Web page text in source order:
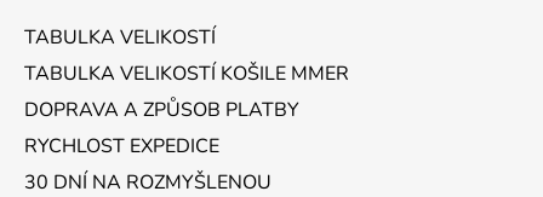
TABULKA VELIKOSTÍ
TABULKA VELIKOSTÍ KOŠILE MMER
DOPRAVA A ZPŮSOB PLATBY
RYCHLOST EXPEDICE
30 DNÍ NA ROZMYŠLENOU